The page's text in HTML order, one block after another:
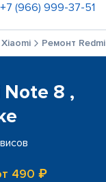
+7 (966) 999-37-51
Xiaomi Ремонт
Note 8 ,
490 ₽